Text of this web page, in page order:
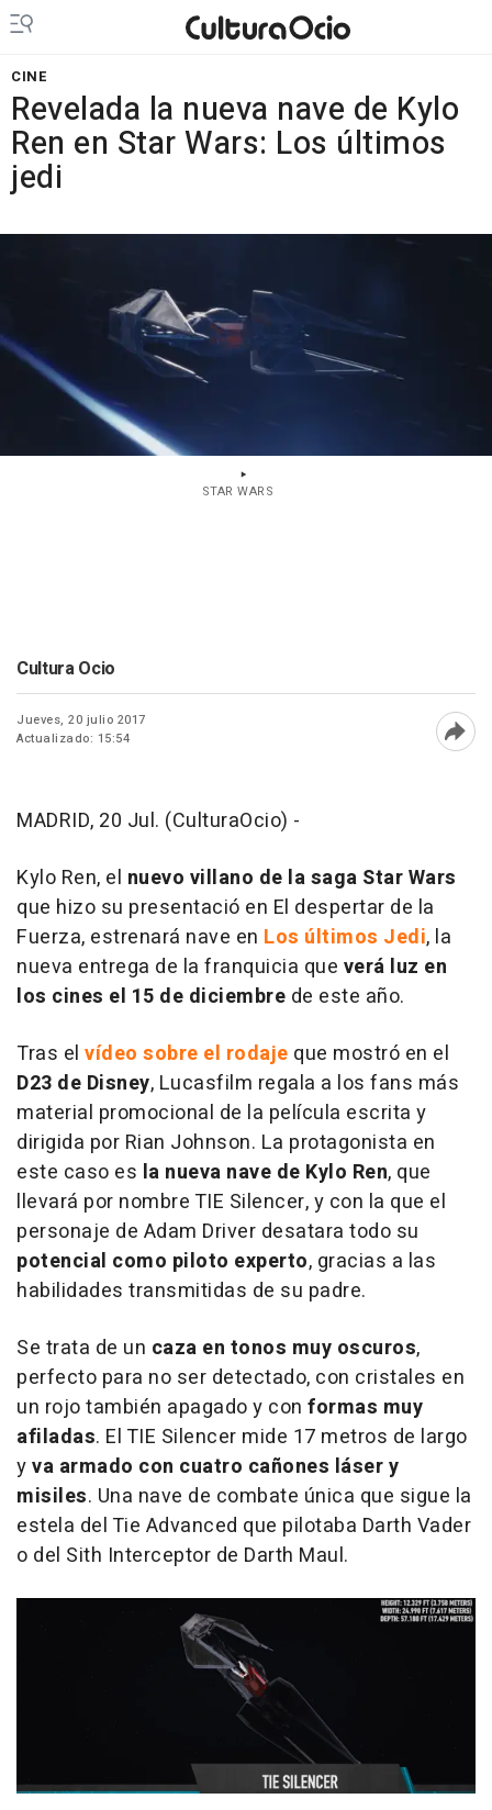
CINE
Revelada la nueva nave de Kylo
Ren en Star Wars: Los últimos
jedi
STAR WARS
Cultura Ocio
Jueves, 20 julio 2017
Actualizado: 15:54
MADRID, 20 Jul. (CulturaOcio) -
Kylo Ren, el nuevo villano de la saga Star Wars
que hizo su presentació en El despertar de la
Fuerza, estrenará nave en Los últimos Jedi, la
nueva entrega de la franquicia que verá luz en
los cines el 15 de diciembre de este año.
Tras el vídeo sobre el rodaje que mostró en el
D23 de Disney, Lucasfilm regala a los fans más
material promocional de la película escrita y
dirigida por Rian Johnson. La protagonista en
este caso es la nueva nave de Kylo Ren, que
llevará por nombre TIE Silencer, y con la que el
personaje de Adam Driver desatara todo su
potencial como piloto experto, gracias a las
habilidades transmitidas de su padre.
Se trata de un caza en tonos muy oscuros,
perfecto para no ser detectado, con cristales en
un rojo también apagado y con formas muy
afiladas. El TIE Silencer mide 17 metros de largo
yva armado con cuatro cañones láser y
misiles. Una nave de combate única que sigue la
estela del Tie Advanced que pilotaba Darth Vader
o del Sith Interceptor de Darth Maul.